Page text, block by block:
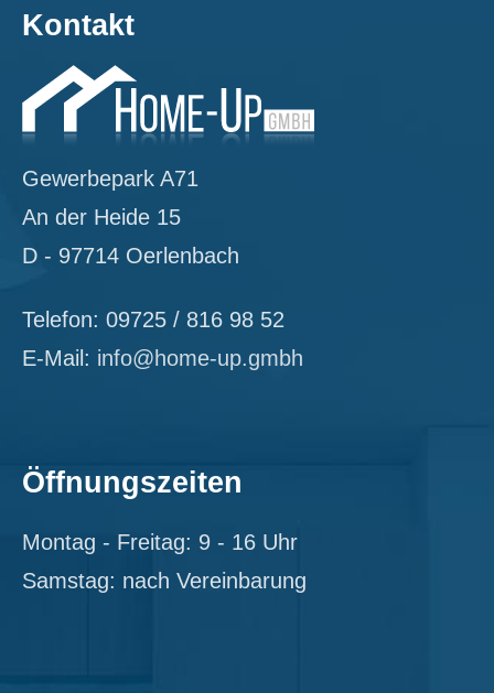
Kontakt
Gewerbepark A71
An der Heide 15
D - 97714 Oerlenbach
Telefon: 09725 / 816 98 52
E-Mail: info@home-up.gmbh
Öffnungszeiten
Montag - Freitag: 9 - 16 Uhr
Samstag: nach Vereinbarung